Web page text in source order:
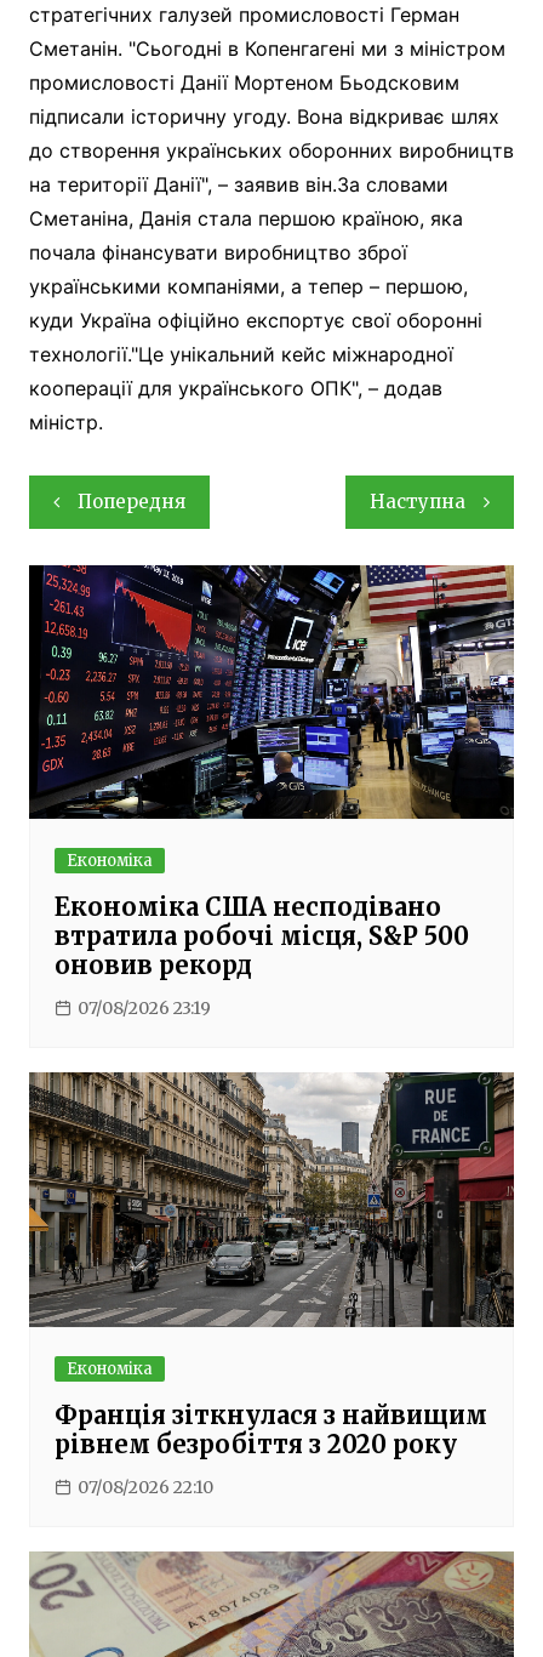
стратегічних галузей промисловості Герман
Сметанін. "Сьогодні в Копенгагені ми з міністром
промисловості Данії Мортеном Бьодсковим
підписали історичну угоду. Вона відкриває шлях
до створення українських оборонних виробництв
на території Данії", – заявив він.За словами
Сметаніна, Данія стала першою країною, яка
почала фінансувати виробництво зброї
українськими компаніями, а тепер – першою,
куди Україна офіційно експортує свої оборонні
технології."Це унікальний кейс міжнародної
кооперації для українського ОПК", – додав
міністр.
Навігація
записів
Попередня Наступна
Економіка
Економіка США несподівано
втратила робочі місця, S&P 500
оновив рекорд
07/08/2026 23:19
Економіка
Франція зіткнулася з найвищим
рівнем безробіття з 2020 року
07/08/2026 22:10